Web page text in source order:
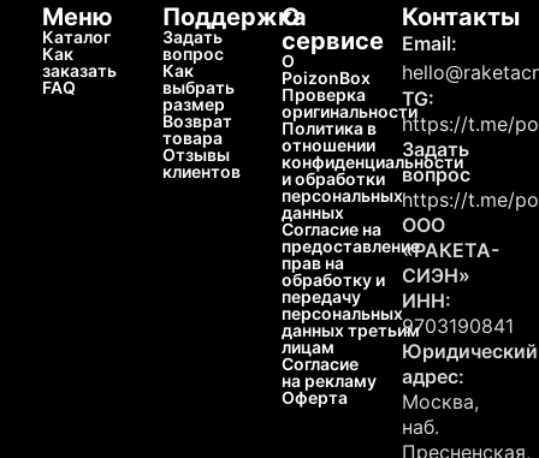
Меню
Каталог
Как
заказать
FAQ
Поддержка
Задать
вопрос
Как
выбрать
размер
Возврат
товара
Отзывы
клиентов
О
сервисе
О
PoizonBox
Проверка
оригинальности
Политика в
отношении
конфиденциальности
и обработки
персональных
данных
Согласие на
предоставление
прав на
обработку и
передачу
персональных
данных третьим
лицам
Согласие
на рекламу
Оферта
Контакты
Email:
TG:
https://t.me/
Задать
вопрос
https://t.me/
ООО
«РАКЕТА-
СИЭН»
ИНН:
9703190841
Юридический
адрес:
Москва,
наб.
Пресненская,